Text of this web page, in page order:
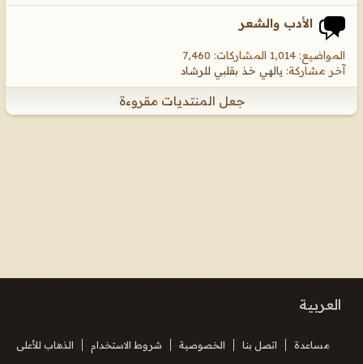
الأدب والشعر
المواضيع: 1,014 المشاركات: 7,460
آخر مشاركة: يالهي خذ بقلبي للرشاد
جعل المنتديات مقروءة
العربية
مساعدة اتصل بنا الخصوصية شروط الاستخدام الذهاب للأعلى